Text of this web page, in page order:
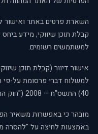
השארת פרטים באתר ואישור
קבלת תוכן שיווקי, מידע
למשתמשים רשומים.
אישור דיוור (קבלת תוכן
למשלוח דברי פרסומת על-פי
40) התשס"ח – 2008 ("חוק התקשורת").
מובהר כי באפשרות משאיר
באמצעות לחיצה על "להסרה